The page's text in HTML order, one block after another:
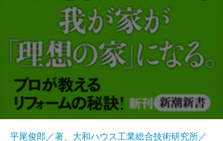
平尾俊郎／著、大和ハウス工業総合技術研究所／